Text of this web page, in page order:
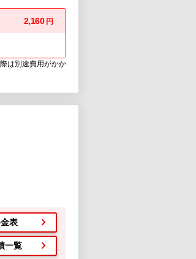
2,160 円
は別途費用がかか
表
一覧